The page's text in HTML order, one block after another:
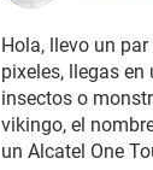
Hola, llevo un
pixeles, llegas
insectos o
vikingo, el
un Alcatel One